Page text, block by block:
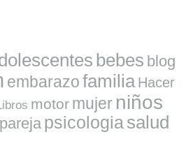
bebes blog
embarazofamilia Hacer
motor mujer niños
pareja psicologiasalud